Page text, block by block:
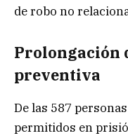
de robo no
Prolongación
preventiva
De las 587
permitidos en